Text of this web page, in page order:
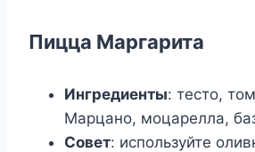
Пицца Маргарита
Ингредиенты: тесто,
Марцано, моцарелла,
Совет: используйте